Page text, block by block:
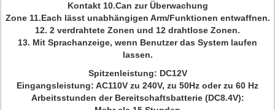
Kontakt 10.Can zur Überwachung
Zone 11.Each lässt unabhängigen Arm/Funktionen entwaffnen.
12. 2 verdrahtete Zonen und 12 drahtlose Zonen.
13. Mit Sprachanzeige, wenn Benutzer das System laufen
lassen.
Spitzenleistung: DC12V
Eingangsleistung: AC110V zu 240V, zu 50Hz oder zu 60 Hz
Arbeitsstunden der Bereitschaftsbatterie (DC8.4V):